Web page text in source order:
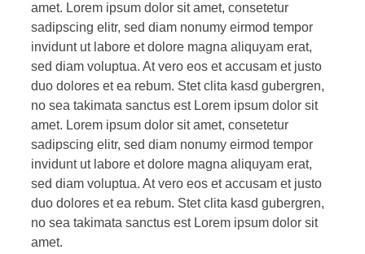
amet. Lorem ipsum dolor sit amet, consetetur
sadipscing elitr, sed diam nonumy eirmod tempor
invidunt ut labore et dolore magna aliquyam erat,
sed diam voluptua. At vero eos et accusam et justo
duo dolores et ea rebum. Stet clita kasd gubergren,
no sea takimata sanctus est Lorem ipsum dolor sit
amet. Lorem ipsum dolor sit amet, consetetur
sadipscing elitr, sed diam nonumy eirmod tempor
invidunt ut labore et dolore magna aliquyam erat,
sed diam voluptua. At vero eos et accusam et justo
duo dolores et ea rebum. Stet clita kasd gubergren,
no sea takimata sanctus est Lorem ipsum dolor sit
amet.